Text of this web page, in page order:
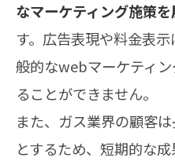
なマーケティング施策
す。広告表現や料金表
般的なwebマーケティ
ることができません。
また、ガス業界の顧客
とするため、短期的な